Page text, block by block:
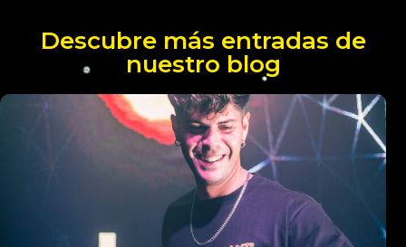
Descubre más entradas de
nuestro blog